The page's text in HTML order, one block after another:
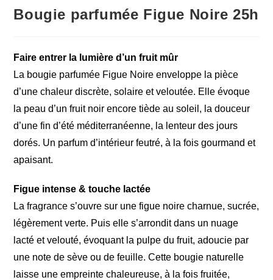
Bougie parfumée Figue Noire 25h
Faire entrer la lumière d’un fruit mûr
La bougie parfumée Figue Noire enveloppe la pièce
d’une chaleur discrète, solaire et veloutée. Elle évoque
la peau d’un fruit noir encore tiède au soleil, la douceur
d’une fin d’été méditerranéenne, la lenteur des jours
dorés. Un parfum d’intérieur feutré, à la fois gourmand et
apaisant.
Figue intense & touche lactée
La fragrance s’ouvre sur une figue noire charnue, sucrée,
légèrement verte. Puis elle s’arrondit dans un nuage
lacté et velouté, évoquant la pulpe du fruit, adoucie par
une note de sève ou de feuille. Cette bougie naturelle
laisse une empreinte chaleureuse, à la fois fruitée,